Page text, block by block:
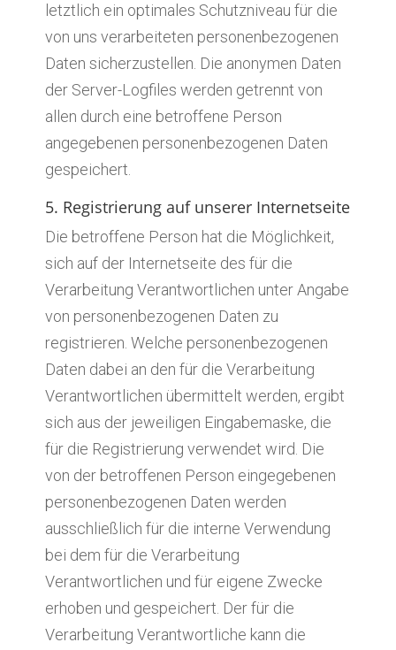
letztlich ein optimales Schutzniveau für die
von uns verarbeiteten personenbezogenen
Daten sicherzustellen. Die anonymen Daten
der Server-Logfiles werden getrennt von
allen durch eine betroffene Person
angegebenen personenbezogenen Daten
gespeichert.
5. Registrierung auf unserer Internetseite
Die betroffene Person hat die Möglichkeit,
sich auf der Internetseite des für die
Verarbeitung Verantwortlichen unter Angabe
von personenbezogenen Daten zu
registrieren. Welche personenbezogenen
Daten dabei an den für die Verarbeitung
Verantwortlichen übermittelt werden, ergibt
sich aus der jeweiligen Eingabemaske, die
für die Registrierung verwendet wird. Die
von der betroffenen Person eingegebenen
personenbezogenen Daten werden
ausschließlich für die interne Verwendung
bei dem für die Verarbeitung
Verantwortlichen und für eigene Zwecke
erhoben und gespeichert. Der für die
Verarbeitung Verantwortliche kann die